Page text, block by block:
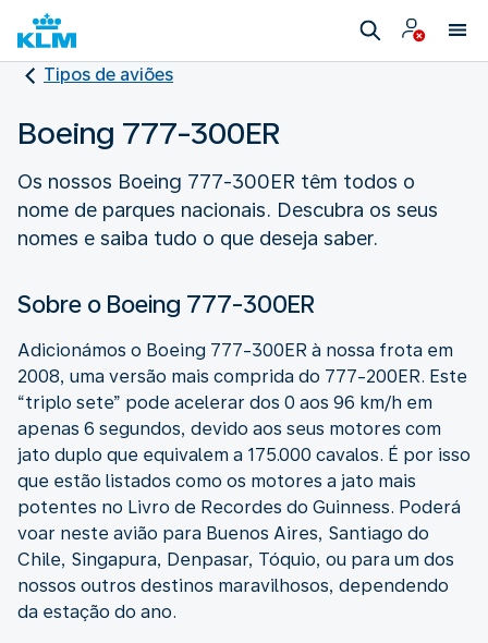
Tipos de aviões
Boeing 777-300ER
Os nossos Boeing 777-300ER têm todos o
nome de parques nacionais. Descubra os seus
nomes e saiba tudo o que deseja saber.
Sobre o Boeing 777-300ER
Adicionámos o Boeing 777-300ER à nossa frota em
2008, uma versão mais comprida do 777-200ER. Este
“triplo sete” pode acelerar dos 0 aos 96 km/h em
apenas 6 segundos, devido aos seus motores com
jato duplo que equivalem a 175.000 cavalos. É por isso
que estão listados como os motores a jato mais
potentes no Livro de Recordes do Guinness. Poderá
voar neste avião para Buenos Aires, Santiago do
Chile, Singapura, Denpasar, Tóquio, ou para um dos
nossos outros destinos maravilhosos, dependendo
da estação do ano.